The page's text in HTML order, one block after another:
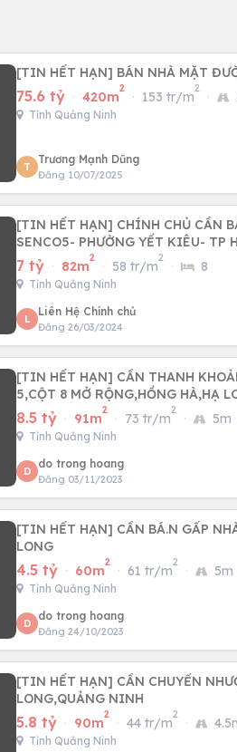
[TIN HẾT HẠN] BÁN NHÀ MẶT
75.6 tỷ · 420m
2
· 153 tr/m
2
·
Tỉnh Quảng Ninh
T
Trương Mạnh Dũng
Đăng 10/07/2025
[TIN HẾT HẠN] CHÍNH CHỦ CẦN
7 tỷ · 82m
2
· 58 tr/m
2
· 8
Tỉnh Quảng Ninh
L
Liên Hệ Chính chủ
Đăng 26/03/2024
[TIN HẾT HẠN] CẦN THANH
5,CỘT 8 MỞ RỘNG,HỒNG HÀ,HẠ
8.5 tỷ · 91m
2
· 73 tr/m
2
· 5m
Tỉnh Quảng Ninh
D
do trong hoang
Đăng 03/11/2023
[TIN HẾT HẠN] CẦN BÁ.N GẤP
LONG
4.5 tỷ · 60m
2
· 61 tr/m
2
· 5m
Tỉnh Quảng Ninh
D
do trong hoang
Đăng 24/10/2023
[TIN HẾT HẠN] CẦN CHUYỂN
LONG,QUẢNG NINH
5.8 tỷ · 90m
2
· 44 tr/m
2
·
Tỉnh Quảng Ninh